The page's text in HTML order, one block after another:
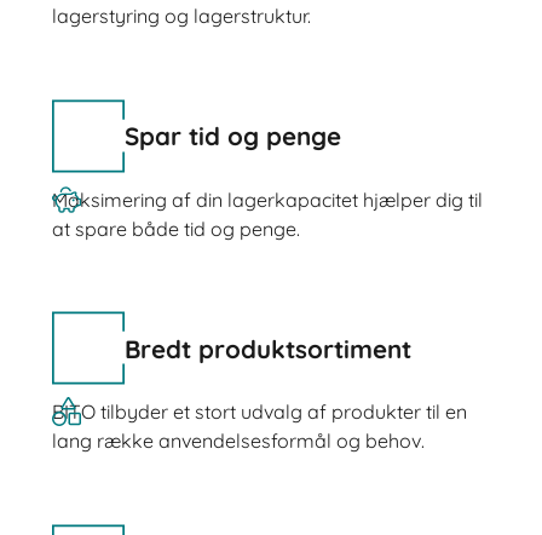
lagerstyring og lagerstruktur.
Spar tid og penge
Maksimering af din lagerkapacitet hjælper dig til
at spare både tid og penge.
Bredt produktsortiment
BITO tilbyder et stort udvalg af produkter til en
lang række anvendelsesformål og behov.